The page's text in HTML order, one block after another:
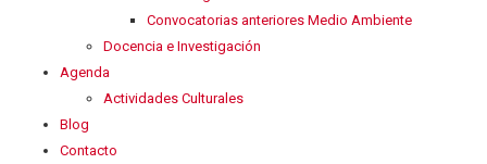
Convocatorias anteriores Medio Ambiente
Docencia e Investigación
Agenda
Actividades Culturales
Blog
Contacto